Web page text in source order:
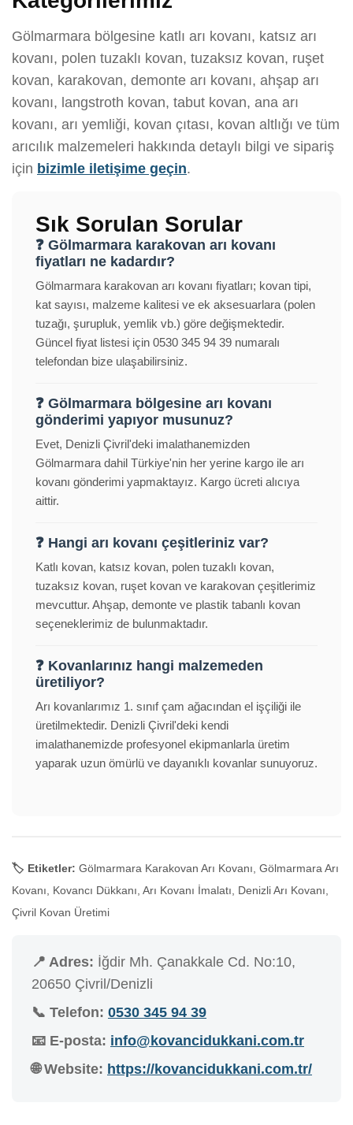
Gölmarmara bölgesine katlı arı kovanı, katsız arı
kovanı, polen tuzaklı kovan, tuzaksız kovan, ruşet
kovan, karakovan, demonte arı kovanı, ahşap arı
kovanı, langstroth kovan, tabut kovan, ana arı
kovanı, arı yemliği, kovan çıtası, kovan altlığı ve tüm
arıcılık malzemeleri hakkında detaylı bilgi ve sipariş
için bizimle iletişime geçin.
Sık Sorulan Sorular
❓ Gölmarmara karakovan arı kovanı
fiyatları ne kadardır?
Gölmarmara karakovan arı kovanı fiyatları; kovan tipi,
kat sayısı, malzeme kalitesi ve ek aksesuarlara (polen
tuzağı, şurupluk, yemlik vb.) göre değişmektedir.
Güncel fiyat listesi için 0530 345 94 39 numaralı
telefondan bize ulaşabilirsiniz.
❓ Gölmarmara bölgesine arı kovanı
gönderimi yapıyor musunuz?
Evet, Denizli Çivril'deki imalathanemizden
Gölmarmara dahil Türkiye'nin her yerine kargo ile arı
kovanı gönderimi yapmaktayız. Kargo ücreti alıcıya
aittir.
❓ Hangi arı kovanı çeşitleriniz var?
Katlı kovan, katsız kovan, polen tuzaklı kovan,
tuzaksız kovan, ruşet kovan ve karakovan çeşitlerimiz
mevcuttur. Ahşap, demonte ve plastik tabanlı kovan
seçeneklerimiz de bulunmaktadır.
❓ Kovanlarınız hangi malzemeden
üretiliyor?
Arı kovanlarımız 1. sınıf çam ağacından el işçiliği ile
üretilmektedir. Denizli Çivril'deki kendi
imalathanemizde profesyonel ekipmanlarla üretim
yaparak uzun ömürlü ve dayanıklı kovanlar sunuyoruz.
🏷️ Etiketler: Gölmarmara Karakovan Arı Kovanı, Gölmarmara Arı
Kovanı, Kovancı Dükkanı, Arı Kovanı İmalatı, Denizli Arı Kovanı,
Çivril Kovan Üretimi
📍 Adres: İğdir Mh. Çanakkale Cd. No:10,
20650 Çivril/Denizli
📞 Telefon: 0530 345 94 39
📧 E-posta: info@kovancidukkani.com.tr
🌐 Website: https://kovancidukkani.com.tr/